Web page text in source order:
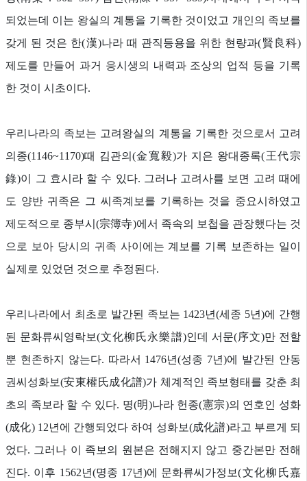
되었는데 이는 왕실의 계통을 기록한 것이었고 개인의 족보를
갖게 된 것은 한(漢)나라 때 관직등용을 위한 현량과(賢良科)
제도를 만들어 과거 응시생의 내력과 조상의 업적 등을 기록
한 것이 시초이다.
우리나라의 족보는 고려왕실의 계통을 기록한 것으로서 고려
의종(1146~1170)때 김관의(金寬毅)가 지은 왕대종록(王代宗
錄)이 그 효시라 할 수 있다. 그러나 고려사를 보면 고려 때에
도 양반 귀족은 그 씨족계보를 기록하는 것을 중요시하였고
제도적으로 종부시(宗簿寺)에서 족속의 보첩을 관장했다는 것
으로 보아 당시의 귀족 사이에는 계보를 기록 보존하는 일이
실제로 있었던 것으로 추정된다.
우리나라에서 최초로 발간된 족보는 1423년(세종 5년)에 간행
된 문화류씨영락보(文化柳氏永樂譜)인데 서문(序文)만 전할
뿐 현존하지 않는다. 따라서 1476년(성종 7년)에 발간된 안동
권씨성화보(安東權氏成化譜)가 체계적인 족보형태를 갖춘 최
초의 족보라 할 수 있다. 명(明)나라 헌종(憲宗)의 연호인 성화
(成化) 12년에 간행되었다 하여 성화보(成化譜)라고 부르게 되
었다. 그러나 이 족보의 원본은 전해지지 않고 중간본만 전해
진다. 이후 1562년(명종 17년)에 문화류씨가정보(文化柳氏嘉